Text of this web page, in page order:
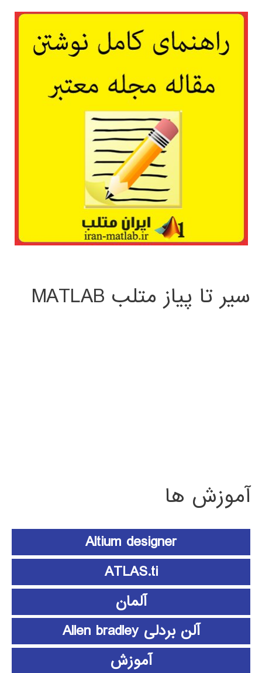
سیر تا پیاز متلب MATLAB
آموزش ها
Altium designer
ATLAS.ti
آلمان
آلن بردلی Allen bradley
آموزش